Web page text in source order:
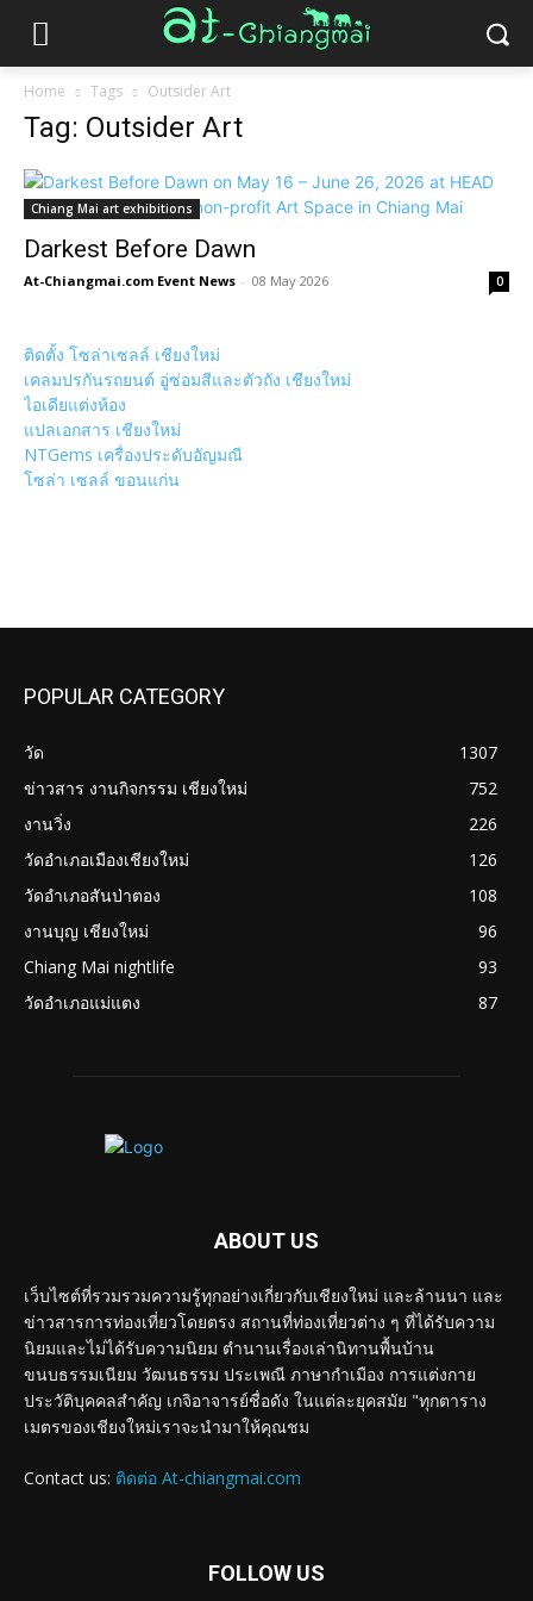
Home Tags Outsider Art
Tag: Outsider Art
Chiang Mai art exhibitions
Darkest Before Dawn
At-Chiangmai.com Event News - 08 May 2026 0
ติดตั้ง โซล่าเซลล์ เชียงใหม่
เคลมปรกันรถยนต์ อู่ซ่อมสีและตัวถัง เชียงใหม่
ไอเดียแต่งห้อง
แปลเอกสาร เชียงใหม่
NTGems เครื่องประดับอัญมณี
โซล่า เซลล์ ขอนแก่น
POPULAR CATEGORY
วัด
1307
ข่าวสาร งานกิจกรรม เชียงใหม่
752
งานวิ่ง
226
วัดอำเภอเมืองเชียงใหม่
126
วัดอำเภอสันป่าตอง
108
งานบุญ เชียงใหม่
96
Chiang Mai nightlife
93
วัดอำเภอแม่แตง
87
ABOUT US
เว็บไซต์ที่รวมรวมความรู้ทุกอย่างเกี่ยวกับเชียงใหม่ และล้านนา และ
ข่าวสารการท่องเที่ยวโดยตรง สถานที่ท่องเที่ยวต่าง ๆ ที่ได้รับความ
นิยมและไม่ได้รับความนิยม ตำนานเรื่องเล่านิทานพื้นบ้าน
ขนบธรรมเนียม วัฒนธรรม ประเพณี ภาษากำเมือง การแต่งกาย
ประวัติบุคคลสำคัญ เกจิอาจารย์ชื่อดัง ในแต่ละยุคสมัย "ทุกตาราง
เมตรของเชียงใหม่เราจะนำมาให้คุณชม
Contact us: ติดต่อ At-chiangmai.com
FOLLOW US